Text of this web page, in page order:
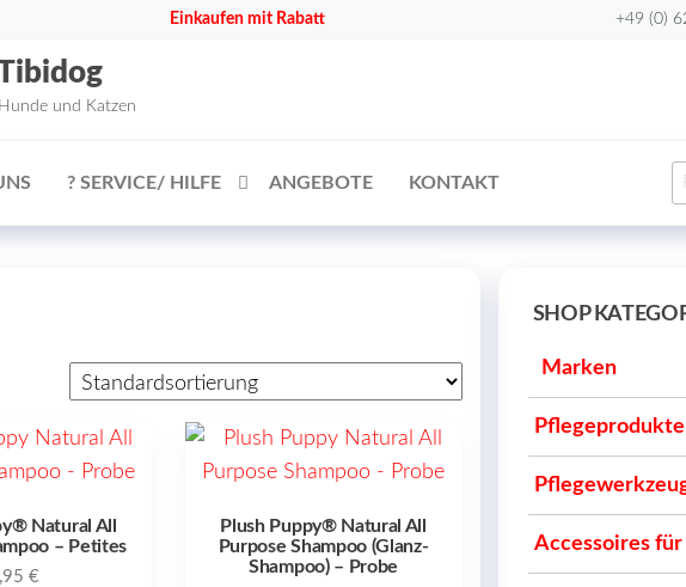
Einkaufen mit Rabatt +49 (0)
und Katzen
? SERVICE/ HILFE ANGEBOTE KONTAKT
Natural All
– Petites
€
Plush Puppy® Natural All
Purpose Shampoo (Glanz-
Shampoo) – Probe
SHOP
Marken
Pflegeprodukte
Accessoires